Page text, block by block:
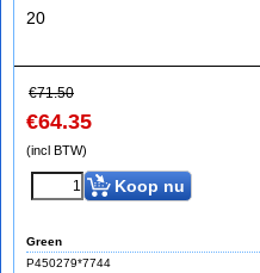
20
€71.50
€64.35
(incl BTW)
Koop nu
Green
P450279*7744